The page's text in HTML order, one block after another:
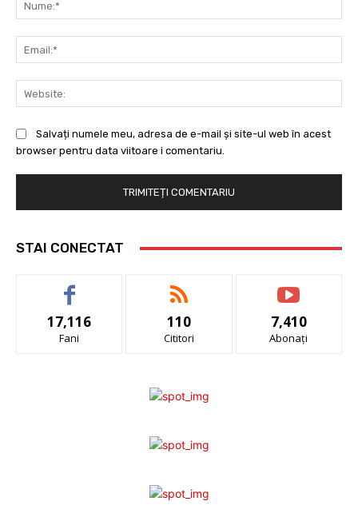
Salvați numele meu, adresa de e-mail și site-ul web în acest
browser pentru data viitoare i comentariu.
STAI CONECTAT
17,116
Fani
110
Cititori
7,410
Abonați